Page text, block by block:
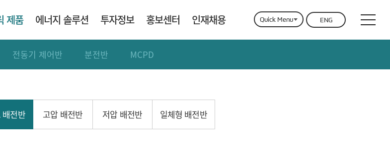
Quick Menu ENG
지속가능경영 세일즈 네트워크
제품
전동기 제어반 분전반
에너지 솔루션
및 제품 구축사례 정부지원사업
투자정보
주요 재무정보 주가정보
홍보센터
사정보 홍보영상 다운로드센터
인재채용
직무소개 비엠티 생활 채용전형
전동기 제어반 분전반 MCPD
배전반 고압 배전반 저압 배전반 일체형 배전반